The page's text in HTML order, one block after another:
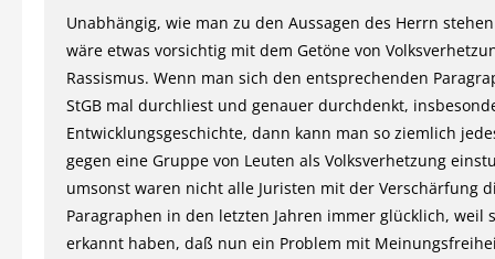
Unabhängig, wie man zu den Aussagen des Herrn
wäre etwas vorsichtig mit dem Getöne von
Rassismus. Wenn man sich den entsprechenden
StGB mal durchliest und genauer durchdenkt,
Entwicklungsgeschichte, dann kann man so ziemlich
gegen eine Gruppe von Leuten als Volksverhetzung
umsonst waren nicht alle Juristen mit der Verschärfung
Paragraphen in den letzten Jahren immer glücklich, weil
erkannt haben, daß nun ein Problem mit